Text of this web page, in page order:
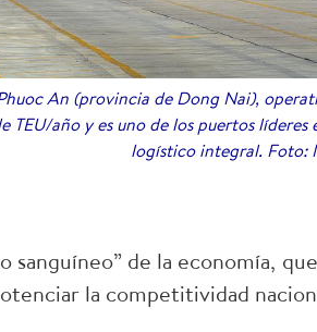
An (provincia de Dong Nai),
TEU/año y es uno de los puertos
logístico integral. Foto:
sanguíneo” de la economía,
la competitividad